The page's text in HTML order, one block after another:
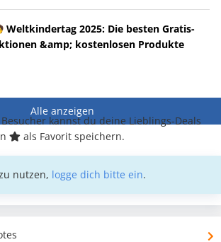
Weltkindertag 2025: Die besten Gratis-
&amp; kostenlosen Produkte
Alle anzeigen
kannst du deine Lieblings-Deals
als Favorit speichern.
nutzen, logge dich bitte ein.